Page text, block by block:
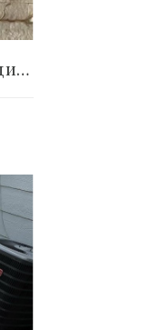
17 случаев, когда дизайн победил здравый смысл,..